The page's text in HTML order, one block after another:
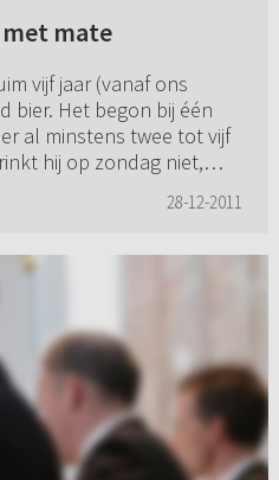
mate
vijf jaar (vanaf ons
bier. Het begon bij één
al minstens twee tot vijf
hij op zondag niet,
28-12-2011